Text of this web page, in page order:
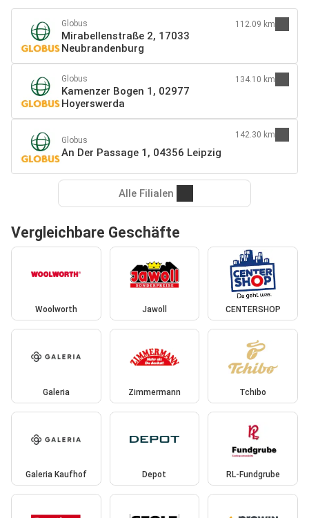
Globus
Mirabellenstraße 2, 17033
Neubrandenburg
112.09 km
Globus
Kamenzer Bogen 1, 02977
Hoyerswerda
134.10 km
Globus
An Der Passage 1, 04356 Leipzig
142.30 km
Alle Filialen
Vergleichbare Geschäfte
Woolworth Jawoll CENTERSHOP
Galeria Zimmermann Tchibo
Galeria Kaufhof Depot RL-Fundgrube